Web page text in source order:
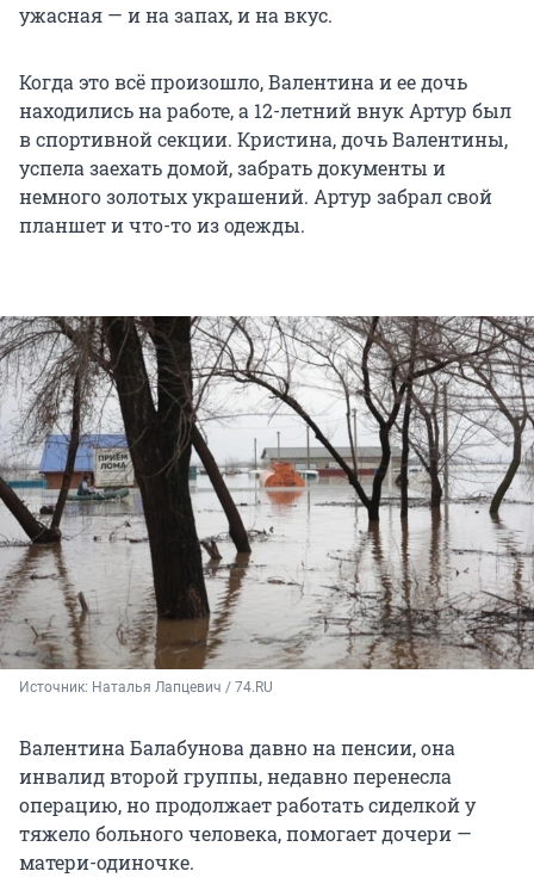
ужасная — и на запах, и на вкус.
Когда это всё произошло, Валентина и ее дочь
находились на работе, а 12-летний внук Артур был
в спортивной секции. Кристина, дочь Валентины,
успела заехать домой, забрать документы и
немного золотых украшений. Артур забрал свой
планшет и что-то из одежды.
Источник: Наталья Лапцевич / 74.RU
Валентина Балабунова давно на пенсии, она
инвалид второй группы, недавно перенесла
операцию, но продолжает работать сиделкой у
тяжело больного человека, помогает дочери —
матери-одиночке.